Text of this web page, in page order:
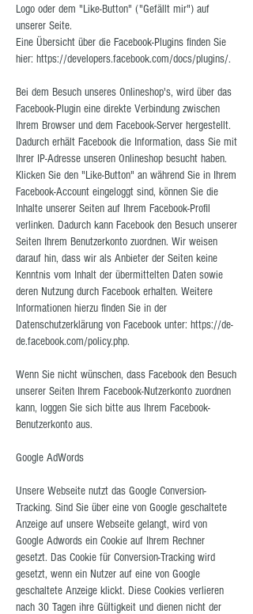
Logo oder dem "Like-Button" ("Gefällt mir") auf
unserer Seite.
Eine Übersicht über die Facebook-Plugins finden Sie
hier: https://developers.facebook.com/docs/plugins/.
Bei dem Besuch unseres Onlineshop's, wird über das
Facebook-Plugin eine direkte Verbindung zwischen
Ihrem Browser und dem Facebook-Server hergestellt.
Dadurch erhält Facebook die Information, dass Sie mit
Ihrer IP-Adresse unseren Onlineshop besucht haben.
Klicken Sie den "Like-Button" an während Sie in Ihrem
Facebook-Account eingeloggt sind, können Sie die
Inhalte unserer Seiten auf Ihrem Facebook-Profil
verlinken. Dadurch kann Facebook den Besuch unserer
Seiten Ihrem Benutzerkonto zuordnen. Wir weisen
darauf hin, dass wir als Anbieter der Seiten keine
Kenntnis vom Inhalt der übermittelten Daten sowie
deren Nutzung durch Facebook erhalten. Weitere
Informationen hierzu finden Sie in der
Datenschutzerklärung von Facebook unter: https://de-
de.facebook.com/policy.php.
Wenn Sie nicht wünschen, dass Facebook den Besuch
unserer Seiten Ihrem Facebook-Nutzerkonto zuordnen
kann, loggen Sie sich bitte aus Ihrem Facebook-
Benutzerkonto aus.
Google AdWords
Unsere Webseite nutzt das Google Conversion-
Tracking. Sind Sie über eine von Google geschaltete
Anzeige auf unsere Webseite gelangt, wird von
Google Adwords ein Cookie auf Ihrem Rechner
gesetzt. Das Cookie für Conversion-Tracking wird
gesetzt, wenn ein Nutzer auf eine von Google
geschaltete Anzeige klickt. Diese Cookies verlieren
nach 30 Tagen ihre Gültigkeit und dienen nicht der